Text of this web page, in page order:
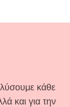
κάθε
και για την